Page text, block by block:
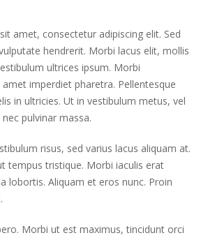
amet, consectetur adipiscing elit. Sed
hendrerit. Morbi lacus elit, mollis
ultrices ipsum. Morbi
imperdiet pharetra. Pellentesque
in ultricies. Ut in vestibulum metus, vel
pulvinar massa.
risus, sed varius lacus aliquam at.
tempus tristique. Morbi iaculis erat
lobortis. Aliquam et eros nunc. Proin
Morbi ut est maximus, tincidunt orci